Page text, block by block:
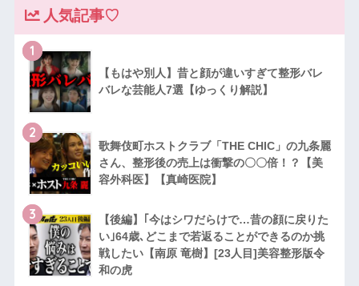
人気記事♡
1
【もはや別人】昔と顔が違いすぎて整形バレ
バレな芸能人7選【ゆっくり解説】
2
歌舞伎町ホストクラブ「THE CHIC」の九条麗
さん、整形後の売上は衝撃の〇〇倍！？【美
容外科医】【真崎医院】
3
【後編】｢今はシワだらけで…昔の顔に戻りた
い｣64歳､どこまで若返ることができるのか挑
戦したい【南原 竜樹】[23人目]美容整形版令
和の虎